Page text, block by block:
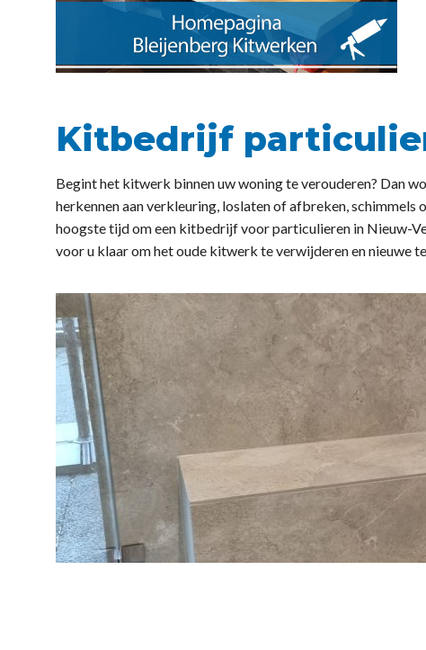
Kitbedrijf
Begint het kitwerk binnen uw woning te verouderen? Dan
herkennen aan verkleuring, loslaten of afbreken, schimmels
hoogste tijd om een kitbedrijf voor particulieren in Nieuw-
voor u klaar om het oude kitwerk te verwijderen en nieuwe